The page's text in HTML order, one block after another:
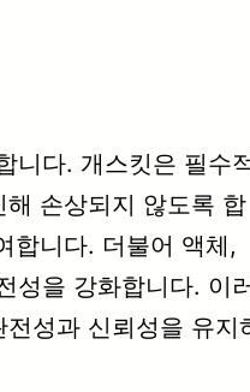
니다. 개스킷은 필수
손상되지 않도록 합
합니다. 더불어 액체,
성을 강화합니다. 이
성과 신뢰성을 유지